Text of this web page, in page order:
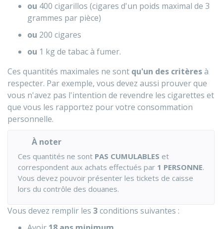
ou 400 cigarillos (cigares d'un poids maximal de 3
grammes par pièce)
ou 200 cigares
ou 1 kg de tabac à fumer.
Ces quantités maximales ne sont qu'un des critèresà
respecter. Par exemple, vous devez aussi prouver que
vous n'avez pas l'intention de revendre les cigarettes et
que vous les rapportez pour votre consommation
personnelle.
À noter
Ces quantités ne sont PAS CUMULABLES et
correspondent aux achats effectués par 1 PERSONNE.
Vous devez pouvoir présenter les tickets de caisse
lors du contrôle des douanes.
Vous devez remplir les 3conditions suivantes :